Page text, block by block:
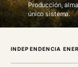
INDEPENDENCIA
Producción,
único sistema.